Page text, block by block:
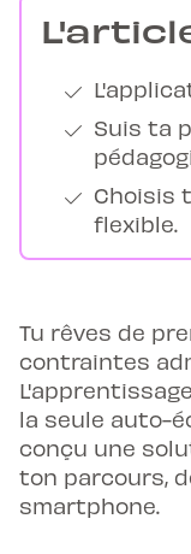
Suis ta
Choisis
flexible.
Tu rêves de
contraintes
la seule auto-
conçu une
ton parcours,
smartphone.